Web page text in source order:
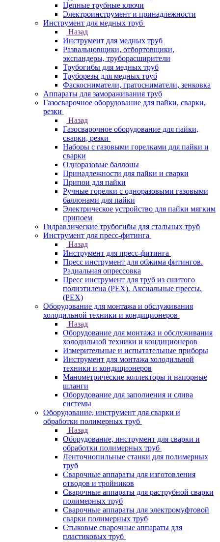
Цепные трубные ключи
Электроинструмент и принадлежности
Инструмент для медных труб
Назад
Инструмент для медных труб
Развальцовщики, отбортовщики,
экспандеры, труборасширители
Трубогибы для медных труб
Труборезы для медных труб
Фаскосниматели, гратосниматели, зенковка
Аппараты для замораживания труб
Газосварочное оборудование для пайки, сварки,
резки
Назад
Газосварочное оборудование для пайки,
сварки, резки
Наборы с газовыми горелками для пайки и
сварки
Одноразовые баллоны
Принадлежности для пайки и сварки
Припои для пайки
Ручные горелки с одноразовыми газовыми
баллонами для пайки
Электрическое устройство для пайки мягким
припоем
Гидравлические трубогибы для стальных труб
Инструмент для пресс-фитинга
Назад
Инструмент для пресс-фитинга
Пресс инструмент для обжима фитингов.
Радиальная опрессовка
Пресс инструмент для труб из сшитого
полиэтилена (PEX). Аксиальные прессы.
(PEX)
Оборудование для монтажа и обслуживания
холодильной техники и кондиционеров
Назад
Оборудование для монтажа и обслуживания
холодильной техники и кондиционеров
Измерительные и испытательные приборы
Инструмент для монтажа холодильной
техники и кондиционеров
Манометрические коллекторы и напорные
шланги
Оборудование для заполнения и слива
системы
Оборудование, инструмент для сварки и
обработки полимерных труб
Назад
Оборудование, инструмент для сварки и
обработки полимерных труб
Ленточнопильные станки для полимерных
труб
Сварочные аппараты для изготовления
отводов и тройников
Сварочные аппараты для раструбной сварки
полимерных труб
Сварочные аппараты для электромуфтовой
сварки полимерных труб
Стыковые сварочные аппараты для
пластиковых труб